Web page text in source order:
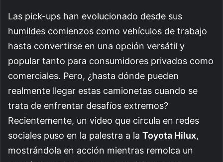
Las pick-ups han evolucionado desde sus
humildes comienzos como vehículos de trabajo
hasta convertirse en una opción versátil y
popular tanto para consumidores privados como
comerciales. Pero, ¿hasta dónde pueden
realmente llegar estas camionetas cuando se
trata de enfrentar desafíos extremos?
Recientemente, un video que circula en redes
sociales puso en la palestra a la Toyota Hilux,
mostrándola en acción mientras remolca un